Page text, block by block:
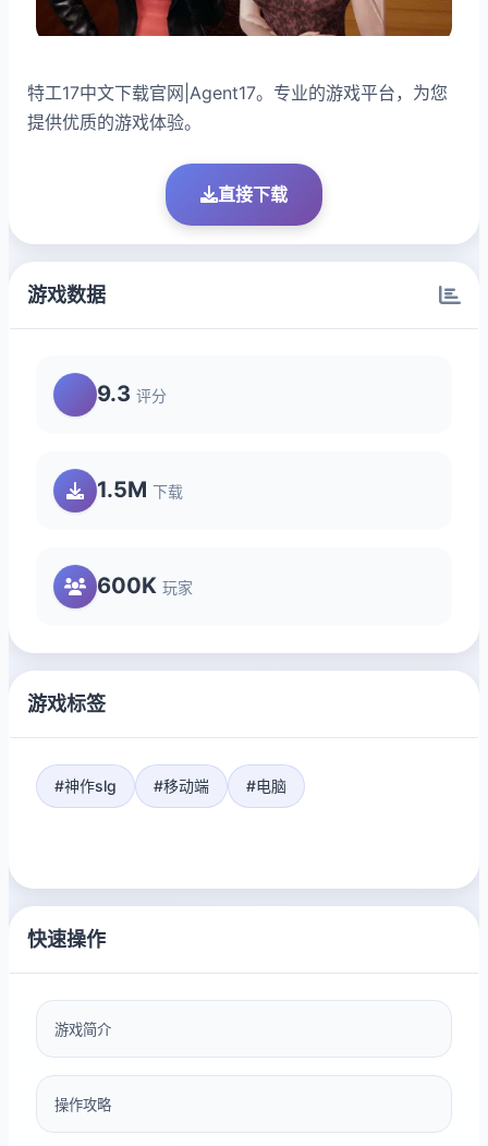
特工17中文下载官网|Agent17。专业的游戏平台，为您
提供优质的游戏体验。
直接下载
游戏数据
9.3 评分
1.5M 下载
600K 玩家
游戏标签
#神作slg #移动端 #电脑
快速操作
游戏简介
操作攻略